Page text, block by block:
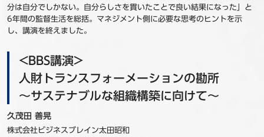
分は自分でしかない。自分らしさを貫いたことで良い結果になった」と
6年間の監督生活を総括。マネジメント側に必要な思考のヒントを示
し、講演を終えました。
<BBS講演>
人財トランスフォーメーションの勘所
～サステナブルな組織構築に向けて～
久茂田 善晃
株式会社ビジネスブレイン太田昭和